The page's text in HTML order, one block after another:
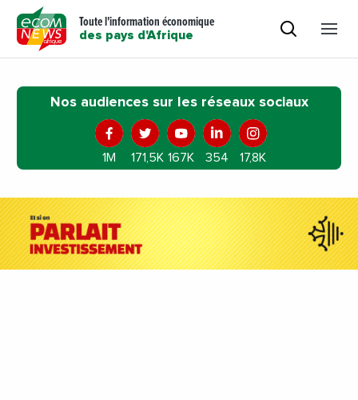
Toute l'information économique
des pays d'Afrique
Nos audiences sur les réseaux sociaux
1M 171,5K 167K 354 17,8K